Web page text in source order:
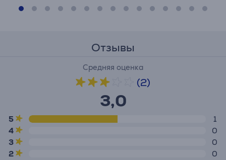
Отзывы
Средняя оценка
(2)
3,0
5
1
4
0
3
0
2
0